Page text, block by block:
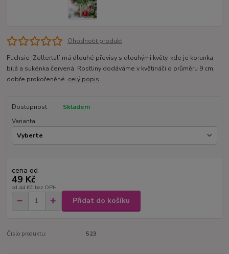
Ohodnotit produkt
Fuchsie ‘Zellertal’ má dlouhé převisy s dlouhými květy, kde je korunka
bílá a sukénka červená. Rostliny dodáváme v květináči o průměru 9 cm,
dobře prokořeněné. celý popis
Dostupnost
Skladem
Varianta
cena od
49 Kč
od 44 Kč bez DPH
Přidat do košíku
Číslo produktu: 523